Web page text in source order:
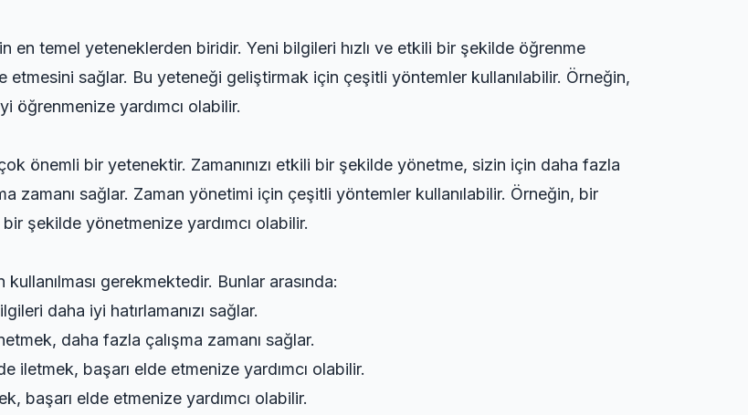
en temel yeteneklerden biridir. Yeni bilgileri hızlı ve etkili bir şekilde öğrenme
sağlar. Bu yeteneği geliştirmak için çeşitli yöntemler kullanılabilir. Örneğin,
yardımcı olabilir.
önemli bir yetenektir. Zamanınızı etkili bir şekilde yönetme, sizin için daha fazla
zamanı sağlar. Zaman yönetimi için çeşitli yöntemler kullanılabilir. Örneğin, bir
şekilde yönetmenize yardımcı olabilir.
gerekmektedir. Bunlar arasında:
daha iyi hatırlamanızı sağlar.
daha fazla çalışma zamanı sağlar.
iletmek, başarı elde etmenize yardımcı olabilir.
başarı elde etmenize yardımcı olabilir.